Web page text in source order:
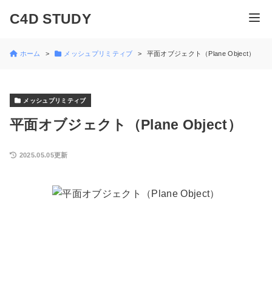
C4D STUDY
ホーム メッシュプリミティブ 平面オブジェクト（Plane Object）
メッシュプリミティブ
平面オブジェクト（Plane Object）
2025.05.05更新